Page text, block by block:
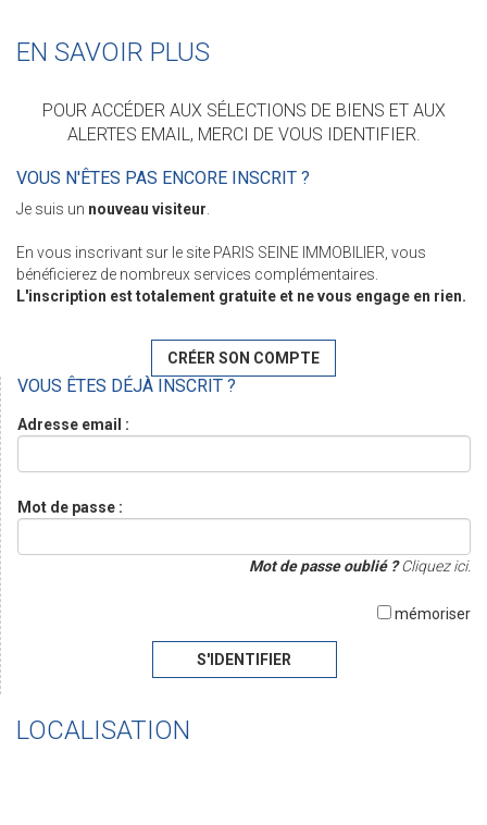
EN SAVOIR PLUS
POUR ACCÉDER AUX SÉLECTIONS DE BIENS ET AUX
ALERTES EMAIL, MERCI DE VOUS IDENTIFIER.
VOUS N'ÊTES PAS ENCORE INSCRIT ?
Je suis un nouveau visiteur.
En vous inscrivant sur le site PARIS SEINE IMMOBILIER, vous
bénéficierez de nombreux services complémentaires.
L'inscription est totalement gratuite et ne vous engage en rien.
CRÉER SON COMPTE
VOUS ÊTES DÉJÀ INSCRIT ?
Adresse email :
Mot de passe :
Mot de passe oublié ?Cliquez ici.
mémoriser
S'IDENTIFIER
LOCALISATION